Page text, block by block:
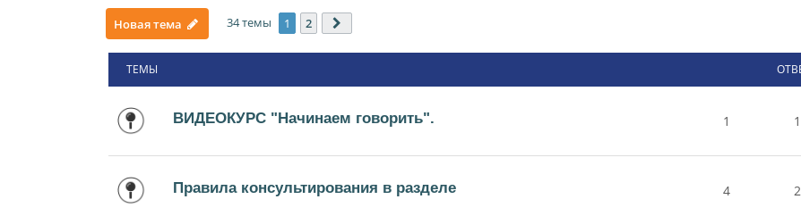
Новая тема 34 темы 1 2
ТЕМЫ
ВИДЕОКУРС "Начинаем говорить". 1
Правила консультирования в разделе 4